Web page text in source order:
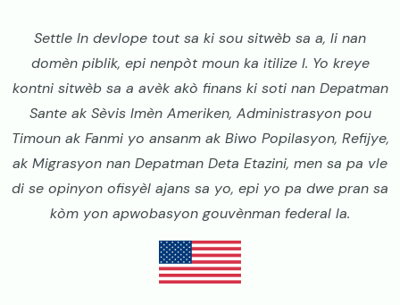
Settle In devlope tout sa ki sou sitwèb sa a, li nan
domèn piblik, epi nenpòt moun ka itilize l. Yo kreye
kontni sitwèb sa a avèk akò finans ki soti nan Depatman
Sante ak Sèvis Imèn Ameriken, Administrasyon pou
Timoun ak Fanmi yo ansanm ak Biwo Popilasyon, Refijye,
ak Migrasyon nan Depatman Deta Etazini, men sa pa vle
di se opinyon ofisyèl ajans sa yo, epi yo pa dwe pran sa
kòm yon apwobasyon gouvènman federal la.